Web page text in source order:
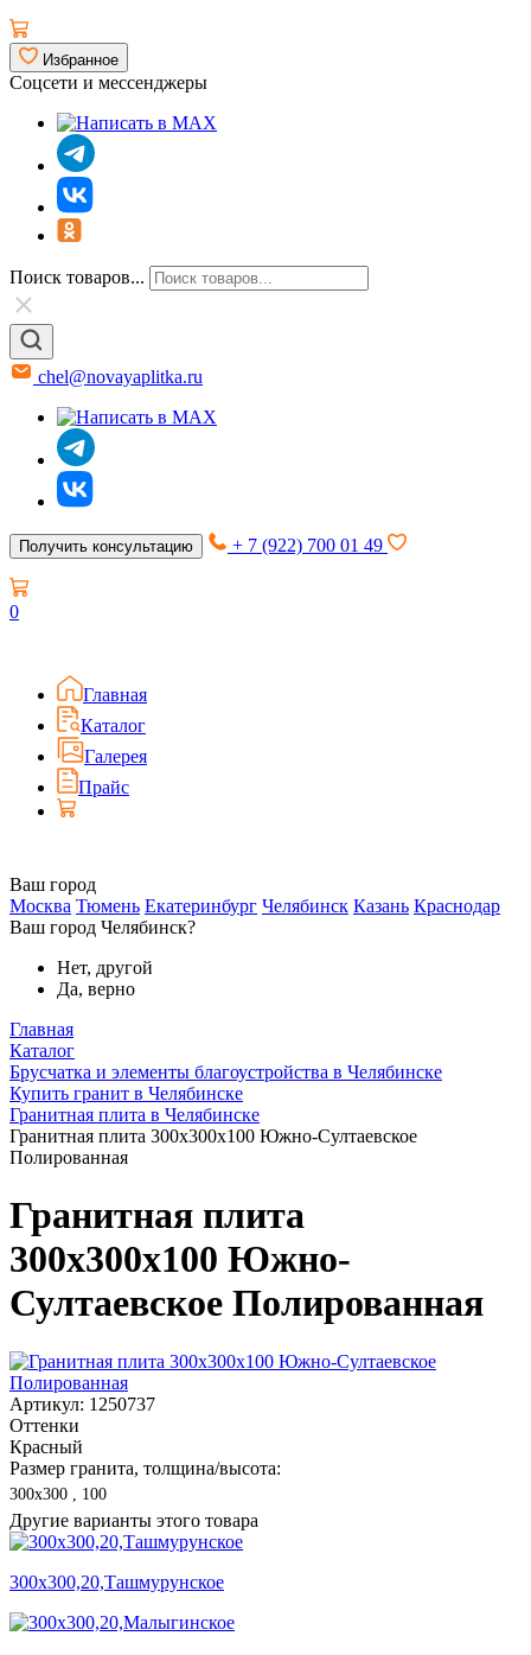
Избранное
Соцсети и мессенджеры
Поиск товаров...
chel@novayaplitka.ru
Получить консультацию + 7 (922) 700 01 49
0
Главная
Каталог
Галерея
Прайс
Ваш город
Москва Тюмень Екатеринбург Челябинск Казань Краснодар
Ваш город Челябинск?
Нет, другой
Да, верно
Главная
Каталог
Брусчатка и элементы благоустройства в Челябинске
Купить гранит в Челябинске
Гранитная плита в Челябинске
Гранитная плита 300х300x100 Южно-Султаевское
Полированная
Гранитная плита
300х300x100 Южно-
Султаевское Полированная
Артикул: 1250737
Оттенки
Красный
Размер гранита, толщина/высота:
300х300 , 100
Другие варианты этого товара
300х300,20,Ташмурунское